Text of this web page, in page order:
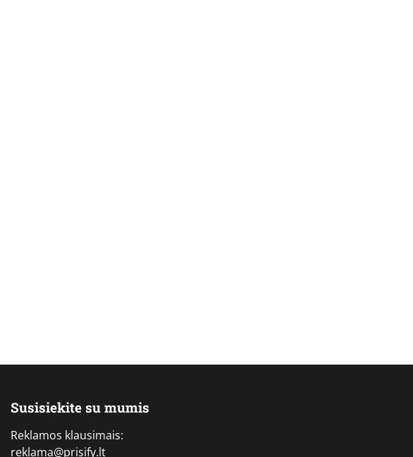
Susisiekite su mumis
Reklamos klausimais:
reklama@prisify.lt